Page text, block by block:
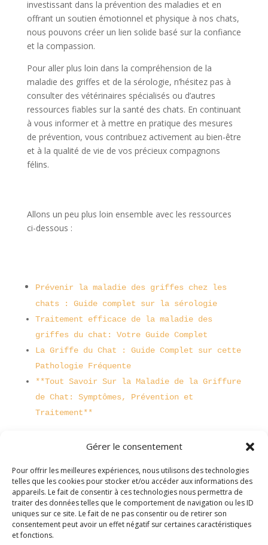
Gérer le consentement
Pour offrir les meilleures expériences, nous utilisons des technologies
telles que les cookies pour stocker et/ou accéder aux informations des
appareils. Le fait de consentir à ces technologies nous permettra de
traiter des données telles que le comportement de navigation ou les ID
uniques sur ce site. Le fait de ne pas consentir ou de retirer son
consentement peut avoir un effet négatif sur certaines caractéristiques
et fonctions.
investissant dans la prévention des maladies et en
offrant un soutien émotionnel et physique à nos chats,
nous pouvons créer un lien solide basé sur la confiance
et la compassion.
Pour aller plus loin dans la compréhension de la
maladie des griffes et de la sérologie, n’hésitez pas à
consulter des vétérinaires spécialisés ou d’autres
ressources fiables sur la santé des chats. En continuant
à vous informer et à mettre en pratique des mesures
de prévention, vous contribuez activement au bien-être
et à la qualité de vie de vos précieux compagnons
félins.
Allons un peu plus loin ensemble avec les ressources
ci-dessous :
Prévenir la maladie des griffes chez les
chats : Guide complet sur la sérologie
Traitement efficace de la maladie des
griffes du chat: Votre Guide Complet
La Griffe du Chat : Guide Complet sur cette
Pathologie Fréquente
**Tout Savoir Sur la Maladie de la Griffure
de Chat: Symptômes, Prévention et
Traitement**